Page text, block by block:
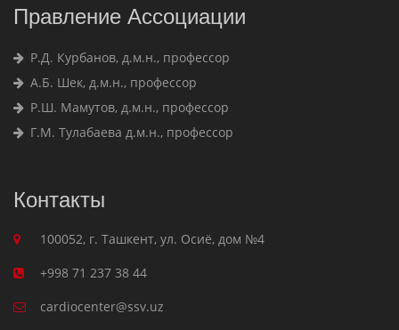
Правление Ассоциации
Р.Д. Курбанов, д.м.н., профессор
А.Б. Шек, д.м.н., профессор
Р.Ш. Мамутов, д.м.н., профессор
Г.М. Тулабаева д.м.н., профессор
Контакты
100052, г. Ташкент, ул. Осиё, дом №4
+998 71 237 38 44
cardiocenter@ssv.uz